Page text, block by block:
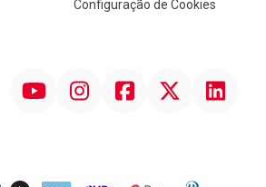
Configuração de Cookies
InstagramFacebookTwitter Linkedin